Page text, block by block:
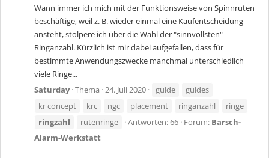
Wann immer ich mich mit der Funktionsweise von Spinnruten
beschäftige, weil z. B. wieder einmal eine Kaufentscheidung
ansteht, stolpere ich über die Wahl der "sinnvollsten"
Ringanzahl. Kürzlich ist mir dabei aufgefallen, dass für
bestimmte Anwendungszwecke manchmal unterschiedlich
viele Ringe...
Saturday Thema 24. Juli 2020 guide
guides
kr concept
krc ngc placement ringanzahl
ringe
ringzahl
rutenringe Antworten: 66 Forum: Barsch-
Alarm-Werkstatt